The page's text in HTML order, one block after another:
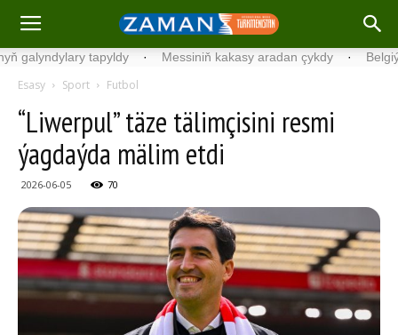
tapyldy · Messiniň kakasy aradan çykdy · Belgiýada
Esasy Sport Futbol
“Liwerpul” täze tälimçisini resmi
ýagdaýda mälim etdi
2026-06-05 70